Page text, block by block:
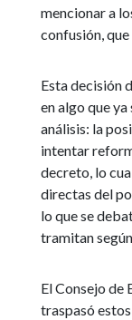
mencionar a
confusión,
Esta decisión
en algo que
análisis: la
intentar
decreto, lo
directas del
lo que se
tramitan
El Consejo de
traspasó